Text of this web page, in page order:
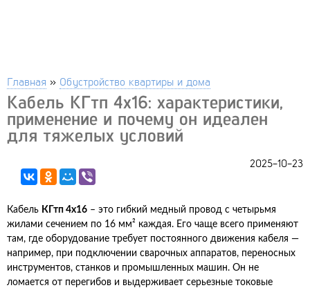
Главная » Обустройство квартиры и дома
Кабель КГтп 4х16: характеристики,
применение и почему он идеален
для тяжелых условий
2025-10-23
Кабель КГтп 4х16 – это гибкий медный провод с четырьмя
жилами сечением по 16 мм² каждая. Его чаще всего применяют
там, где оборудование требует постоянного движения кабеля —
например, при подключении сварочных аппаратов, переносных
инструментов, станков и промышленных машин. Он не
ломается от перегибов и выдерживает серьезные токовые